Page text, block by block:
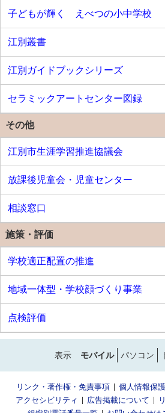
子どもが輝く えべつの小中学校
江別叢書
江別ガイドブックシリーズ
セラミックアートセンター図録
その他
江別市生涯学習推進協議会
放課後児童会・児童センター
相談窓口
施策・評価
学校適正配置の推進
地域一体型・学校顔づくり事業
点検評価
表示 モバイル パソコン
リンク・著作権・免責事項 個人情報保護
アクセシビリティ
広告掲載について